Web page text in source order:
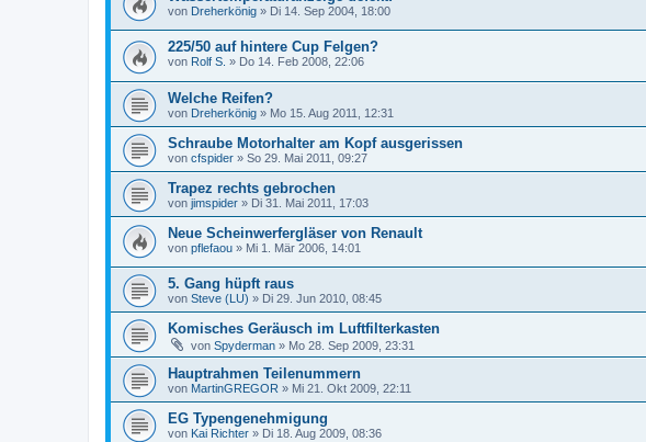
von Dreherkönig » Di 14. Sep 2004, 18:00
225/50 auf hintere Cup Felgen?
von Rolf S. » Do 14. Feb 2008, 22:06
Welche Reifen?
von Dreherkönig » Mo 15. Aug 2011, 12:31
Schraube Motorhalter am Kopf ausgerissen
von cfspider » So 29. Mai 2011, 09:27
Trapez rechts gebrochen
von jimspider » Di 31. Mai 2011, 17:03
Neue Scheinwerfergläser von Renault
von pflefaou » Mi 1. Mär 2006, 14:01
5. Gang hüpft raus
von Steve (LU) » Di 29. Jun 2010, 08:45
Komisches Geräusch im Luftfilterkasten
von Spyderman » Mo 28. Sep 2009, 23:31
Hauptrahmen Teilenummern
von MartinGREGOR » Mi 21. Okt 2009, 22:11
EG Typengenehmigung
von Kai Richter » Di 18. Aug 2009, 08:36